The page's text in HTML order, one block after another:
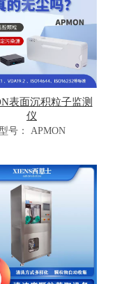
表面沉积粒子监测
仪
号： APMON